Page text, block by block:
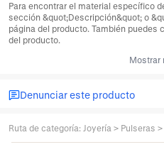
Para encontrar el material específico
sección &quot;Descripción&quot; o
página del producto. También puedes
del producto.
Mostrar
Denunciar este producto
Ruta de categoría: Joyería > Pulseras >